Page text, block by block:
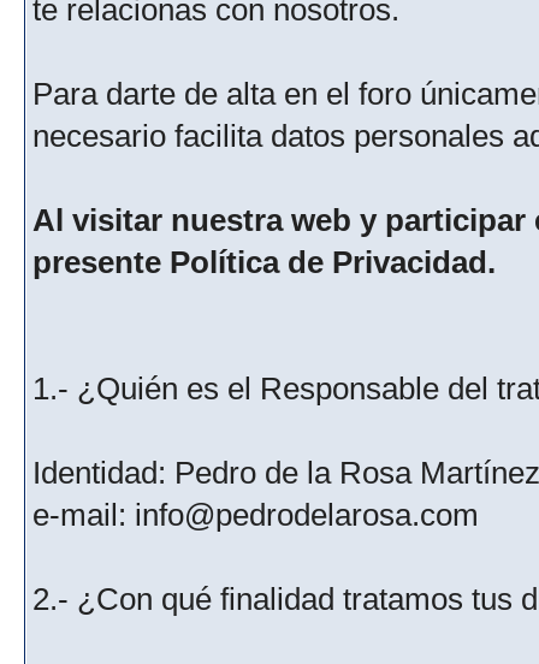
te relacionas con nosotros.
Para darte de alta en el foro
necesario facilita datos personales
Al visitar nuestra web y
presente Política de Privacidad.
1.- ¿Quién es el Responsable del
Identidad: Pedro de la Rosa Martínez
e-mail: info@pedrodelarosa.com
2.- ¿Con qué finalidad tratamos tus